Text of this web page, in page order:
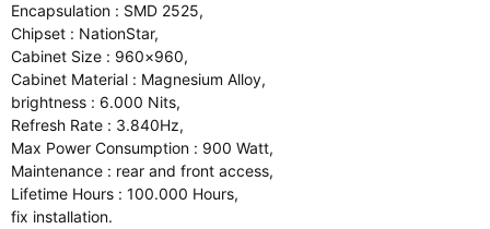
Encapsulation : SMD 2525,
Chipset : NationStar,
Cabinet Size : 960×960,
Cabinet Material : Magnesium Alloy,
brightness : 6.000 Nits,
Refresh Rate : 3.840Hz,
Max Power Consumption : 900 Watt,
Maintenance : rear and front access,
Lifetime Hours : 100.000 Hours,
fix installation.